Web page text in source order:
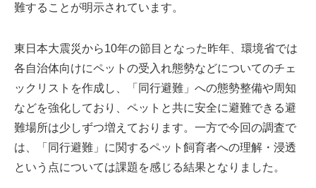
難することが明示されています。
東日本大震災から10年の節目となった昨年、環境省では
各自治体向けにペットの受入れ態勢などについてのチェ
ックリストを作成し、「同行避難」への態勢整備や周知
などを強化しており、ペットと共に安全に避難できる避
難場所は少しずつ増えております。一方で今回の調査で
は、「同行避難」に関するペット飼育者への理解・浸透
という点については課題を感じる結果となりました。